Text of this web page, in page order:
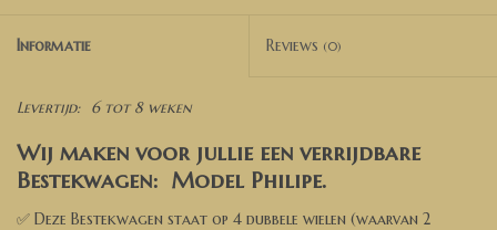
Informatie Reviews (0)
Levertijd: 6 tot 8 weken
Wij maken voor jullie een verrijdbare
Bestekwagen: Model Philipe.
✅ Deze Bestekwagen staat op 4 dubbele wielen (waarvan 2